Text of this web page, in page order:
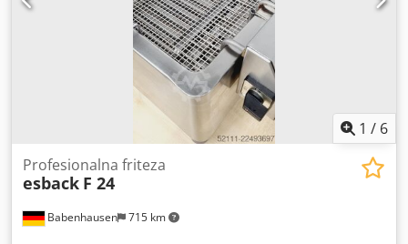
1 / 6
Babenhausen 715 km
Profesionalna friteza
esback F 24